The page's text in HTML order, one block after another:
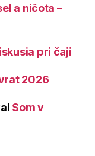
a ničota –
pri čaji
2026
Som v